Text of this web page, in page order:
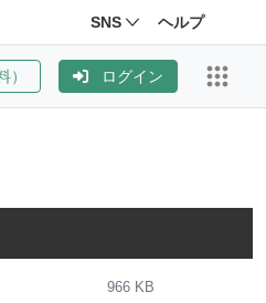
SNS ヘルプ
） ログイン
966 KB